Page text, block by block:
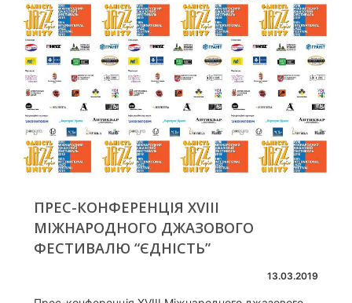
ПРЕС-КОНФЕРЕНЦІЯ XVIII
МІЖНАРОДНОГО ДЖАЗОВОГО
ФЕСТИВАЛЮ “ЄДНІСТЬ”
13.03.2019